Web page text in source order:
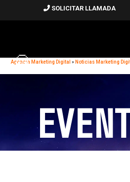
SOLICITAR LLAMADA
Agencia Marketing Digital » Noticias Marketing